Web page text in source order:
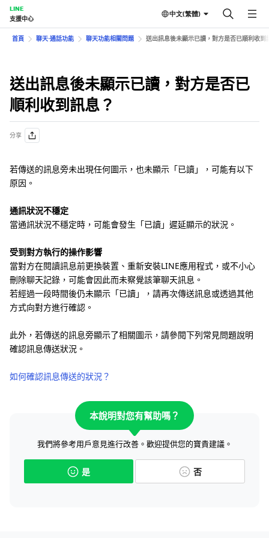
LINE
支援中心
中文(繁體)
首頁 聊天⋅通話功能 聊天功能相關問題 送出訊息後未顯示已讀，對方是否已順利收到
送出訊息後未顯示已讀，對方是否已
順利收到訊息？
分享
若傳送的訊息旁未出現任何圖示，也未顯示「已讀」，可能有以下
原因。
通訊狀況不穩定
當通訊狀況不穩定時，可能會發生「已讀」遲延顯示的狀況。
受到對方執行的操作影響
當對方在閱讀訊息前更換裝置、重新安裝LINE應用程式，或不小心
刪除聊天記錄，可能會因此而未察覺該筆聊天訊息。
若經過一段時間後仍未顯示「已讀」，請再次傳送訊息或透過其他
方式向對方進行確認。
此外，若傳送的訊息旁顯示了相關圖示，請參閱下列常見問題說明
確認訊息傳送狀況。
如何確認訊息傳送的狀況？
本說明對您有幫助嗎？
我們將參考用戶意見進行改善。歡迎提供您的寶貴建議。
是 否